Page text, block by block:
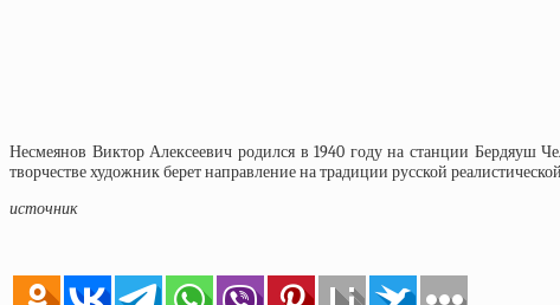
Несмеянов Виктор Алексеевич родился в 1940 году на станции Бердяуш
творчестве художник берет направление на традиции русской
источник